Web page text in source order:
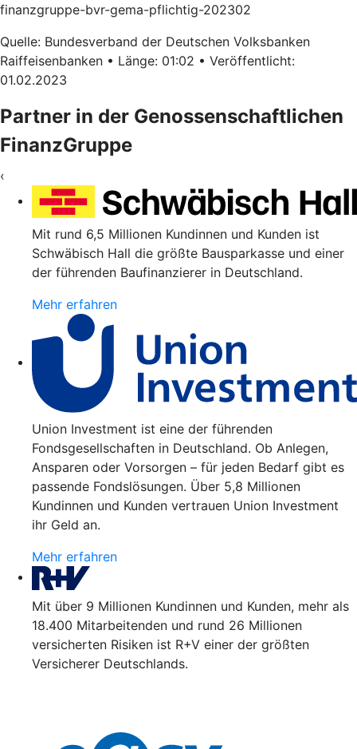
finanzgruppe-bvr-gema-pflichtig-202302
Quelle: Bundesverband der Deutschen Volksbanken
Raiffeisenbanken • Länge: 01:02 • Veröffentlicht:
01.02.2023
Partner in der Genossenschaftlichen
FinanzGruppe
‹
Mit rund 6,5 Millionen Kundinnen und Kunden ist
Schwäbisch Hall die größte Bausparkasse und einer
der führenden Baufinanzierer in Deutschland.
Mehr erfahren
Union Investment ist eine der führenden
Fondsgesellschaften in Deutschland. Ob Anlegen,
Ansparen oder Vorsorgen – für jeden Bedarf gibt es
passende Fondslösungen. Über 5,8 Millionen
Kundinnen und Kunden vertrauen Union Investment
ihr Geld an.
Mehr erfahren
Mit über 9 Millionen Kundinnen und Kunden, mehr als
18.400 Mitarbeitenden und rund 26 Millionen
versicherten Risiken ist R+V einer der größten
Versicherer Deutschlands.